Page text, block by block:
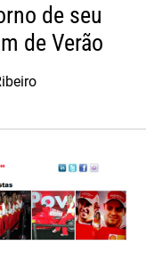
de seu
de Verão